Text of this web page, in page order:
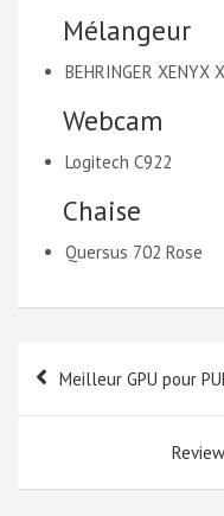
Mélangeur
BEHRINGER XENYX
Webcam
Logitech C922
Chaise
Quersus 702 Rose
Navigation
Meilleur GPU pour